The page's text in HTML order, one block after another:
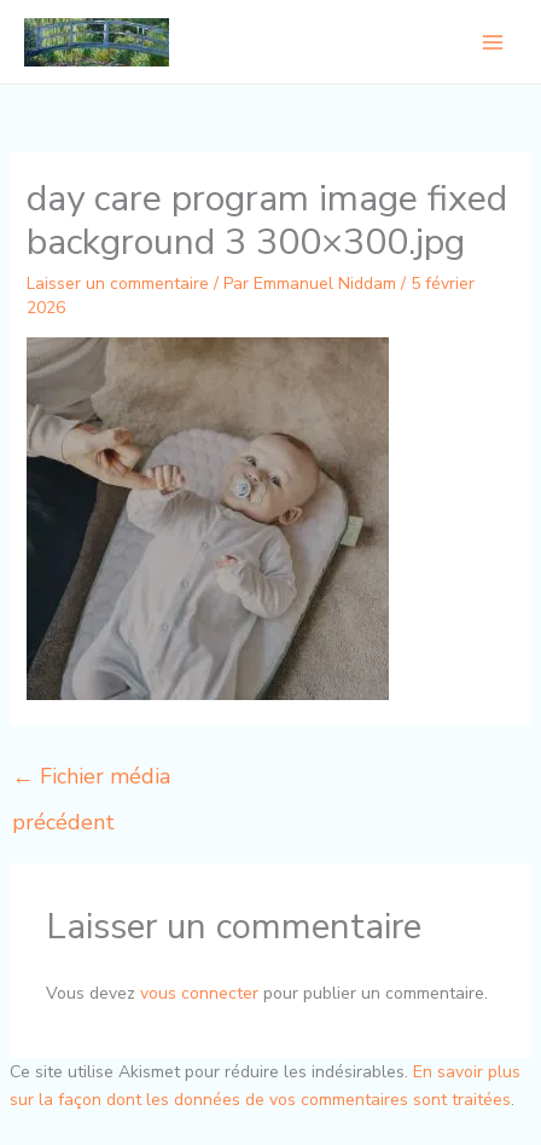
Aller
contenu
day care program image fixed
background 3 300×300.jpg
Laisser un commentaire / Par Emmanuel Niddam / 5 février
2026
← Fichier média
précédent
Laisser un commentaire
Vous devez vous connecterpour publier un commentaire.
Ce site utilise Akismet pour réduire les indésirables. En savoir plus
sur la façon dont les données de vos commentaires sont traitées.